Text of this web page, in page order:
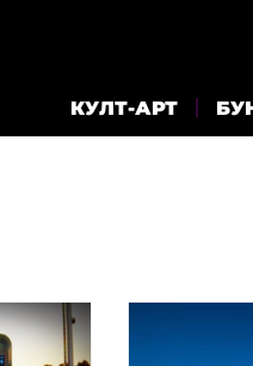
КУЛТ-АРТ